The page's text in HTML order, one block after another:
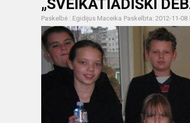
„SVEIKATIADIŠKI
Paskelbė : Egidijus Maceika Paskelbta: 2012-11-08